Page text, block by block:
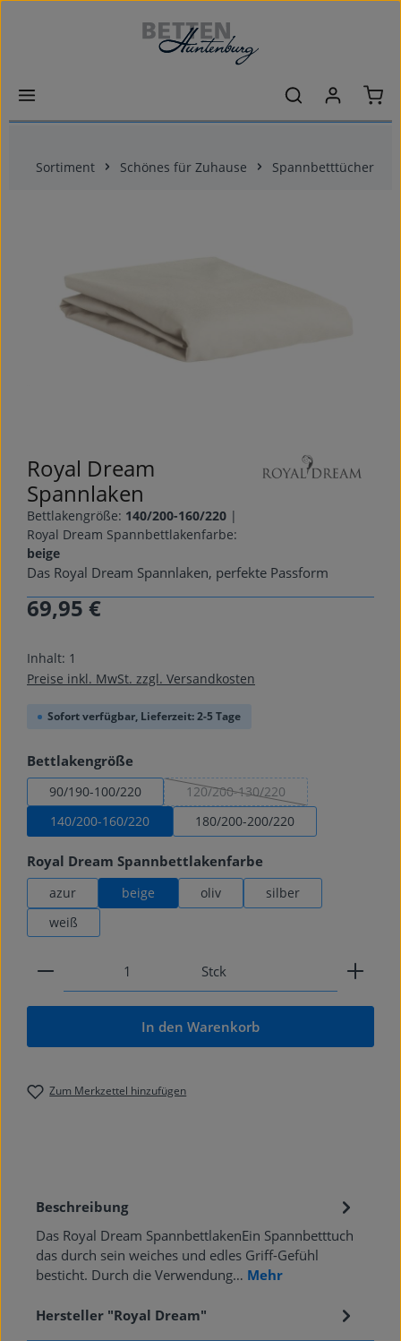
Zum Hauptinhalt springen
Sortiment Schönes für Zuhause Spannbetttücher
Royal Dream
Spannlaken
Bettlakengröße: 140/200-160/220 |
Royal Dream Spannbettlakenfarbe:
beige
Das Royal Dream Spannlaken, perfekte Passform
Regulärer Preis:
69,95 €
Inhalt: 1
Preise inkl. MwSt. zzgl. Versandkosten
Sofort verfügbar, Lieferzeit: 2-5 Tage
Bettlakengröße
90/190-100/220 120/200-130/220
(Diese Option ist zurzeit nicht
140/200-160/220 180/200-200/220
Royal Dream Spannbettlakenfarbe
azur beige oliv
silber
weiß
Produkt Anzahl: Gib den gewünschten Wert ein
Stck
In den Warenkorb
Zum Merkzettel hinzufügen
Beschreibung
Das Royal Dream SpannbettlakenEin Spannbetttuch
das durch sein weiches und edles Griff-Gefühl
besticht. Durch die Verwendung… Mehr
Hersteller "Royal Dream"